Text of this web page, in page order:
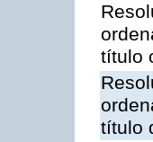
título
título